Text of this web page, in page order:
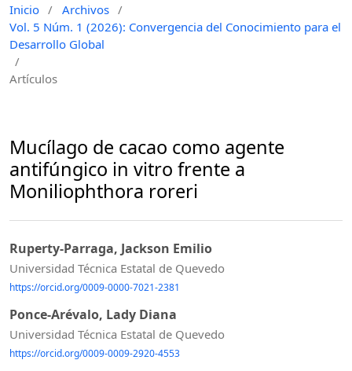
Inicio / Archivos /
Vol. 5 Núm. 1 (2026): Convergencia del Conocimiento para el
Desarrollo Global
/
Artículos
Mucílago de cacao como agente
antifúngico in vitro frente a
Moniliophthora roreri
Ruperty-Parraga, Jackson Emilio
Universidad Técnica Estatal de Quevedo
https://orcid.org/0009-0000-7021-2381
Ponce-Arévalo, Lady Diana
Universidad Técnica Estatal de Quevedo
https://orcid.org/0009-0009-2920-4553